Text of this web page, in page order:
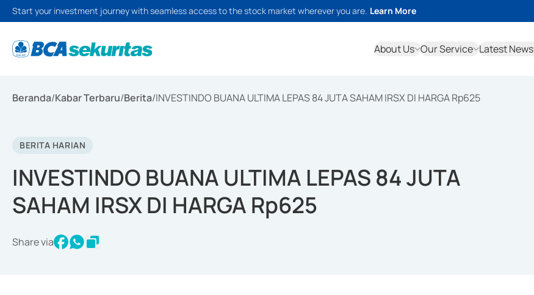
Start your investment journey with seamless access to the stock market wherever you are. Learn More
About Us Our Service Latest News
Beranda/Kabar Terbaru/Berita/INVESTINDO BUANA ULTIMA LEPAS 84 JUTA SAHAM IRSX DI HARGA Rp625
BERITA HARIAN
INVESTINDO BUANA ULTIMA LEPAS 84 JUTA
SAHAM IRSX DI HARGA Rp625
Share via